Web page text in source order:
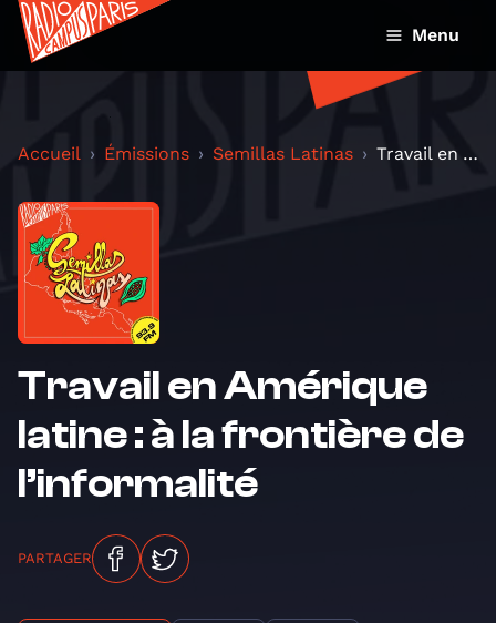
Menu
Accueil Émissions Semillas Latinas Travail en Amérique latine : à la frontière de l’i...
Travail en Amérique
latine : à la frontière de
l’informalité
PARTAGER